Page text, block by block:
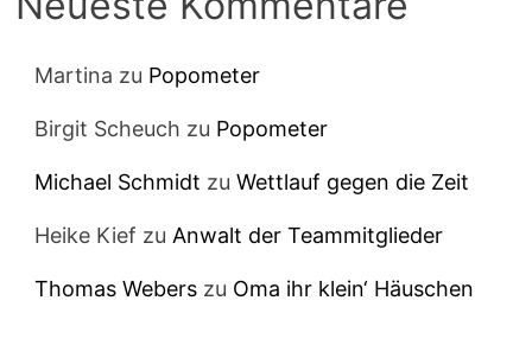
Martina zu Popometer
Birgit Scheuch zu Popometer
Michael Schmidt zuWettlauf gegen die Zeit
Heike Kief zuAnwalt der Teammitglieder
Thomas Webers zu Oma ihr klein‘ Häuschen